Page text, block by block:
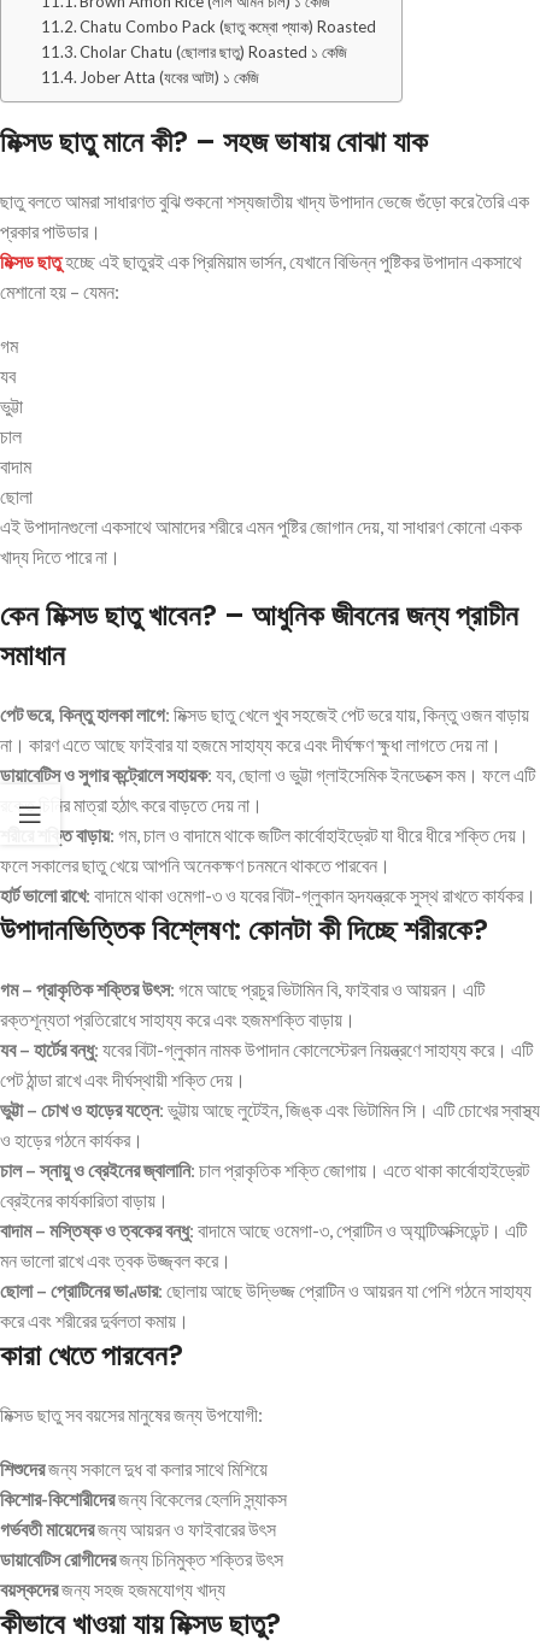
Chatu Combo Pack (ছাতু কম্বো প্যাক) Roasted
Cholar Chatu (ছোলার ছাতু) Roasted ১ কেজি
Jober Atta (যবের আটা) ১ কেজি
মিক্সড ছাতু মানে কী? – সহজ ভাষায় বোঝা যাক
ছাতু বলতে আমরা সাধারণত বুঝি শুকনো শস্যজাতীয় খাদ্য উপাদান ভেজে গুঁড়ো করে তৈরি এক
প্রকার পাউডার।
মিক্সড ছাতুহচ্ছে এই ছাতুরই এক প্রিমিয়াম ভার্সন, যেখানে বিভিন্ন পুষ্টিকর উপাদান একসাথে
মেশানো হয় – যেমন:
গম
যব
ভুট্টা
চাল
বাদাম
ছোলা
এই উপাদানগুলো একসাথে আমাদের শরীরে এমন পুষ্টির জোগান দেয়, যা সাধারণ কোনো একক
খাদ্য দিতে পারে না।
কেন মিক্সড ছাতু খাবেন? – আধুনিক জীবনের জন্য প্রাচীন
সমাধান
পেট ভরে, কিন্তু হালকা লাগে: মিক্সড ছাতু খেলে খুব সহজেই পেট ভরে যায়, কিন্তু ওজন বাড়ায়
না। কারণ এতে আছে ফাইবার যা হজমে সাহায্য করে এবং দীর্ঘক্ষণ ক্ষুধা লাগতে দেয় না।
ডায়াবেটিস ও সুগার কন্ট্রোলে সহায়ক: যব, ছোলা ও ভুট্টা গ্লাইসেমিক ইনডেক্সে কম। ফলে এটি
রক্তে চিনির মাত্রা হঠাৎ করে বাড়তে দেয় না।
শরীরে শক্তি বাড়ায়: গম, চাল ও বাদামে থাকে জটিল কার্বোহাইড্রেট যা ধীরে ধীরে শক্তি দেয়।
ফলে সকালের ছাতু খেয়ে আপনি অনেকক্ষণ চনমনে থাকতে পারবেন।
হার্ট ভালো রাখে: বাদামে থাকা ওমেগা-৩ ও যবের বিটা-গ্লুকান হৃদযন্ত্রকে সুস্থ রাখতে কার্যকর।
উপাদানভিত্তিক বিশ্লেষণ: কোনটা কী দিচ্ছে শরীরকে?
গম – প্রাকৃতিক শক্তির উৎস: গমে আছে প্রচুর ভিটামিন বি, ফাইবার ও আয়রন। এটি
রক্তশূন্যতা প্রতিরোধে সাহায্য করে এবং হজমশক্তি বাড়ায়।
যব – হার্টের বন্ধু: যবের বিটা-গ্লুকান নামক উপাদান কোলেস্টেরল নিয়ন্ত্রণে সাহায্য করে। এটি
পেট ঠান্ডা রাখে এবং দীর্ঘস্থায়ী শক্তি দেয়।
ভুট্টা – চোখ ও হাড়ের যত্নে: ভুট্টায় আছে লুটেইন, জিঙ্ক এবং ভিটামিন সি। এটি চোখের স্বাস্থ্য
ও হাড়ের গঠনে কার্যকর।
চাল – স্নায়ু ও ব্রেইনের জ্বালানি: চাল প্রাকৃতিক শক্তি জোগায়। এতে থাকা কার্বোহাইড্রেট
ব্রেইনের কার্যকারিতা বাড়ায়।
বাদাম – মস্তিষ্ক ও ত্বকের বন্ধু: বাদামে আছে ওমেগা-৩, প্রোটিন ও অ্যান্টিঅক্সিডেন্ট। এটি
মন ভালো রাখে এবং ত্বক উজ্জ্বল করে।
ছোলা – প্রোটিনের ভাণ্ডার: ছোলায় আছে উদ্ভিজ্জ প্রোটিন ও আয়রন যা পেশি গঠনে সাহায্য
করে এবং শরীরের দুর্বলতা কমায়।
কারা খেতে পারবেন?
মিক্সড ছাতু সব বয়সের মানুষের জন্য উপযোগী:
শিশুদেরজন্য সকালে দুধ বা কলার সাথে মিশিয়ে
কিশোর-কিশোরীদেরজন্য বিকেলের হেলদি স্ন্যাকস
গর্ভবতী মায়েদেরজন্য আয়রন ও ফাইবারের উৎস
ডায়াবেটিস রোগীদেরজন্য চিনিমুক্ত শক্তির উৎস
বয়স্কদেরজন্য সহজ হজমযোগ্য খাদ্য
কীভাবে খাওয়া যায় মিক্সড ছাতু?